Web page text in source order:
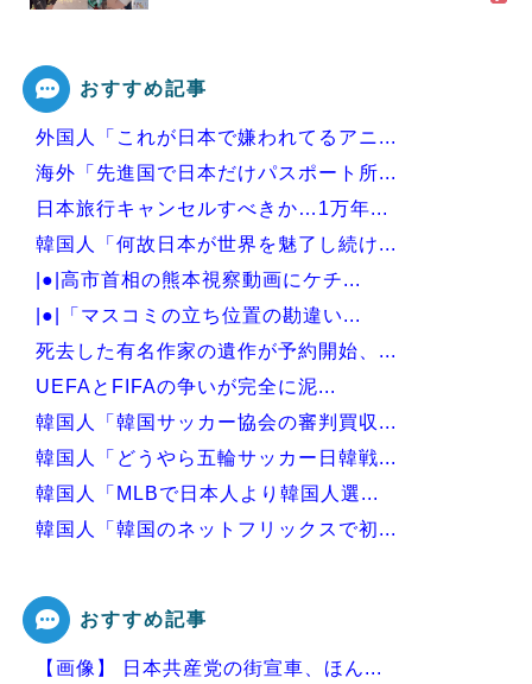
おすすめ記事
外国人「これが日本で嫌われてるアニ...
海外「先進国で日本だけパスポート所...
日本旅行キャンセルすべきか…1万年...
韓国人「何故日本が世界を魅了し続け...
|●|高市首相の熊本視察動画にケチ...
|●|「マスコミの立ち位置の勘違い...
死去した有名作家の遺作が予約開始、...
UEFAとFIFAの争いが完全に泥...
韓国人「韓国サッカー協会の審判買収...
韓国人「どうやら五輪サッカー日韓戦...
韓国人「MLBで日本人より韓国人選...
韓国人「韓国のネットフリックスで初...
おすすめ記事
【画像】 日本共産党の街宣車、ほん...